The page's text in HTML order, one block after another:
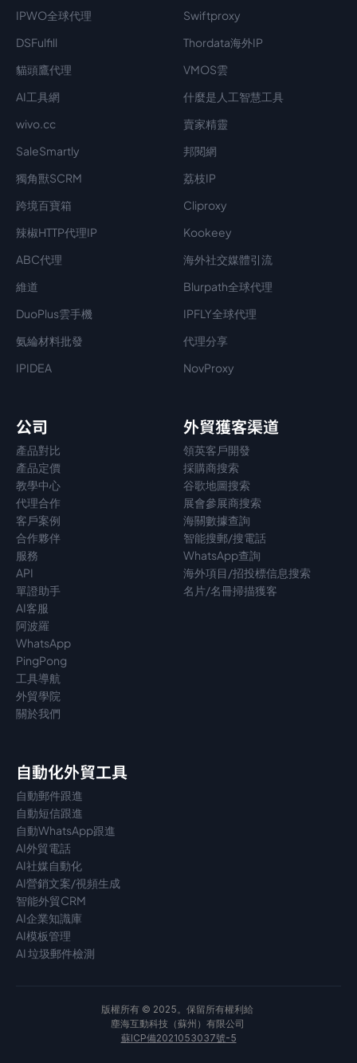
IPWO全球代理
Swiftproxy
DSFulfill
Thordata海外IP
貓頭鷹代理
VMOS雲
AI工具網
什麼是人工智慧工具
wivo.cc
賣家精靈
SaleSmartly
邦閱網
獨角獸SCRM
荔枝IP
跨境百寶箱
Cliproxy
辣椒HTTP代理IP
Kookeey
ABC代理
海外社交媒體引流
維道
Blurpath全球代理
DuoPlus雲手機
IPFLY全球代理
氨綸材料批發
代理分享
IPIDEA
NovProxy
公司
產品對比
產品定價
教學中心
代理合作
客戶案例
合作夥伴
服務
API
單證助手
AI客服
阿波羅
WhatsApp
PingPong
工具導航
外貿學院
關於我們
外貿獲客渠道
領英客戶開發
採購商搜索
谷歌地圖搜索
展會參展商搜索
海關數據查詢
智能搜郵/搜電話
WhatsApp查詢
海外項目/招投標信息搜索
名片/名冊掃描獲客
自動化外貿工具
自動郵件跟進
自動短信跟進
自動WhatsApp跟進
AI外貿電話
AI社媒自動化
AI營銷文案/視頻生成
智能外貿CRM
AI企業知識庫
AI模板管理
AI 垃圾郵件檢測
版權所有 © 2025。保留所有權利給
塵海互動科技（蘇州）有限公司
蘇ICP備2021053037號-5